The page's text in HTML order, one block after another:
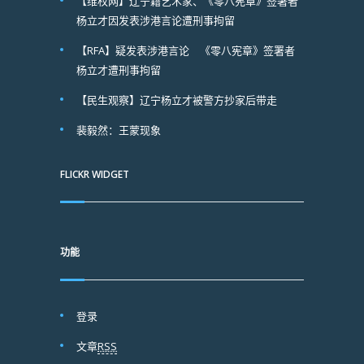
杨立才因发表涉港言论遭刑事拘留
【RFA】疑发表涉港言论 《零八宪章》签署者
杨立才遭刑事拘留
【民生观察】辽宁杨立才被警方抄家后带走
裴毅然：王蒙现象
FLICKR WIDGET
功能
登录
文章RSS